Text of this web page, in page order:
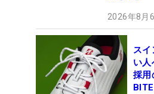
ィース」に出場すれば、大会
憧れの人に会うことができる
からマスターズで優勝したい
いから」。表彰式でのツーシ
2026年8月
スイ
い
採用